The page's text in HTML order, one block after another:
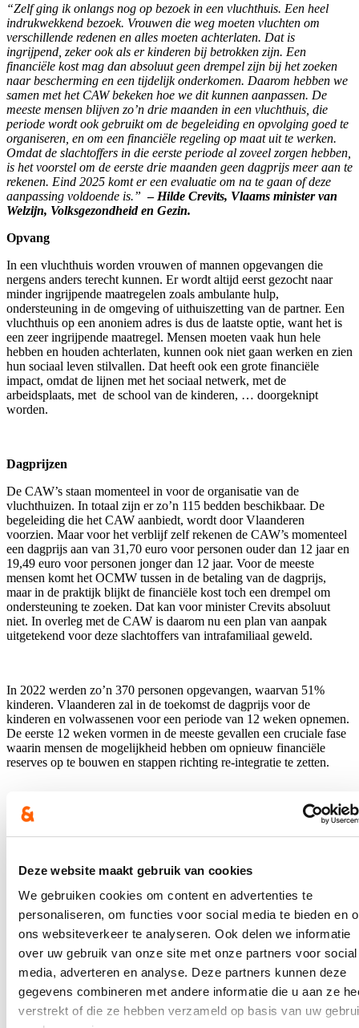
Deze website maakt gebruik van cookies
We gebruiken cookies om content en advertenties te
personaliseren, om functies voor social media te bieden en
ons websiteverkeer te analyseren. Ook delen we informatie
over uw gebruik van onze site met onze partners voor social
media, adverteren en analyse. Deze partners kunnen deze
gegevens combineren met andere informatie die u aan ze
verstrekt of die ze hebben verzameld op basis van uw
“Zelf ging ik onlangs nog op bezoek in een vluchthuis. Een heel
indrukwekkend bezoek. Vrouwen die weg moeten vluchten om
verschillende redenen en alles moeten achterlaten. Dat is
ingrijpend, zeker ook als er kinderen bij betrokken zijn. Een
financiële kost mag dan absoluut geen drempel zijn bij het zoeken
naar bescherming en een tijdelijk onderkomen. Daarom hebben we
samen met het CAW bekeken hoe we dit kunnen aanpassen. De
meeste mensen blijven zo’n drie maanden in een vluchthuis, die
periode wordt ook gebruikt om de begeleiding en opvolging goed te
organiseren, en om een financiële regeling op maat uit te werken.
Omdat de slachtoffers in die eerste periode al zoveel zorgen hebben,
is het voorstel om de eerste drie maanden geen dagprijs meer aan te
rekenen. Eind 2025 komt er een evaluatie om na te gaan of deze
aanpassing voldoende is.”– Hilde Crevits, Vlaams minister van
Welzijn, Volksgezondheid en Gezin.
Opvang
In een vluchthuis worden vrouwen of mannen opgevangen die
nergens anders terecht kunnen. Er wordt altijd eerst gezocht naar
minder ingrijpende maatregelen zoals ambulante hulp,
ondersteuning in de omgeving of uithuiszetting van de partner. Een
vluchthuis op een anoniem adres is dus de laatste optie, want het is
een zeer ingrijpende maatregel. Mensen moeten vaak hun hele
hebben en houden achterlaten, kunnen ook niet gaan werken en zien
hun sociaal leven stilvallen. Dat heeft ook een grote financiële
impact, omdat de lijnen met het sociaal netwerk, met de
arbeidsplaats, met de school van de kinderen, … doorgeknipt
worden.
Dagprijzen
De CAW’s staan momenteel in voor de organisatie van de
vluchthuizen. In totaal zijn er zo’n 115 bedden beschikbaar. De
begeleiding die het CAW aanbiedt, wordt door Vlaanderen
voorzien. Maar voor het verblijf zelf rekenen de CAW’s momenteel
een dagprijs aan van 31,70 euro voor personen ouder dan 12 jaar en
19,49 euro voor personen jonger dan 12 jaar. Voor de meeste
mensen komt het OCMW tussen in de betaling van de dagprijs,
maar in de praktijk blijkt de financiële kost toch een drempel om
ondersteuning te zoeken. Dat kan voor minister Crevits absoluut
niet. In overleg met de CAW is daarom nu een plan van aanpak
uitgetekend voor deze slachtoffers van intrafamiliaal geweld.
In 2022 werden zo’n 370 personen opgevangen, waarvan 51%
kinderen. Vlaanderen zal in de toekomst de dagprijs voor de
kinderen en volwassenen voor een periode van 12 weken opnemen.
De eerste 12 weken vormen in de meeste gevallen een cruciale fase
waarin mensen de mogelijkheid hebben om opnieuw financiële
reserves op te bouwen en stappen richting re-integratie te zetten.
Minister Crevits wil evalueren of deze aanpassing van de dagprijs
Blijf op de hoogte
Ontvang mijn nieuwsbrief.
E-mailadres
Postcode
Ja, ik wens de nieuwsbrief van Hilde Crevits te ontvangen op
bovenstaand mailadres*